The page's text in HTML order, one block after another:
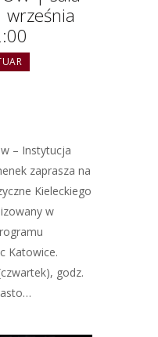
– Instytucja
zaprasza na
Kieleckiego
w
Katowice.
godz.